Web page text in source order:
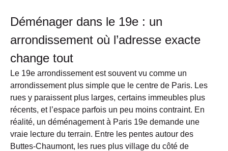
Déménager dans le 19e : un
arrondissement où l’adresse exacte
change tout
Le 19e arrondissementest souvent vu comme un
arrondissement plus simple que le centre de Paris. Les
rues y paraissent plus larges, certains immeubles plus
récents, et l’espace parfois un peu moins contraint. En
réalité, un déménagement à Paris 19e demande une
vraie lecture du terrain. Entre les pentes autour des
Buttes-Chaumont, les rues plus village du côté de